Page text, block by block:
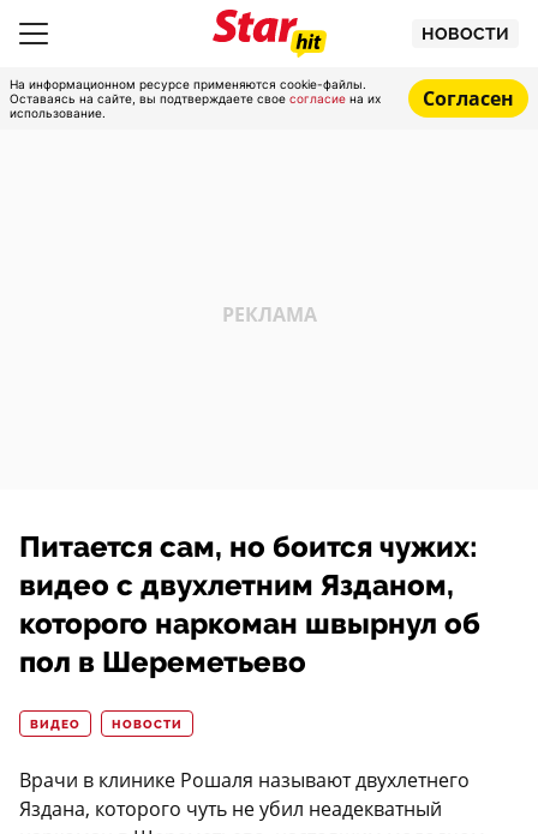
НОВОСТИ
На информационном ресурсе применяются cookie-файлы.
Оставаясь на сайте, вы подтверждаете свое согласие на их
использование.
Согласен
Питается сам, но боится чужих:
видео с двухлетним Язданом,
которого наркоман швырнул об
пол в Шереметьево
ВИДЕО НОВОСТИ
Врачи в клинике Рошаля называют двухлетнего
Яздана, которого чуть не убил неадекватный